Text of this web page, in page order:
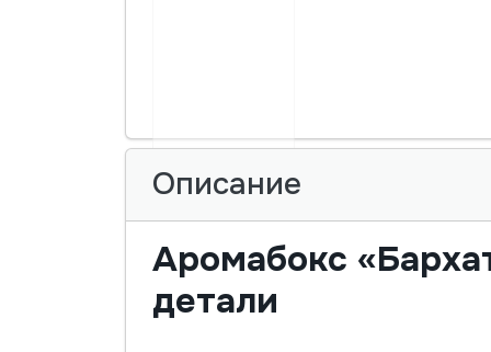
Описание
Аромабокс
детали